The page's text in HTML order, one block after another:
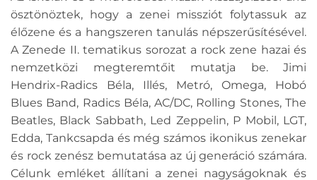
ösztönöztek, hogy a zenei missziót folytassuk az
élőzene és a hangszeren tanulás népszerűsítésével.
A Zenede II. tematikus sorozat a rock zene hazai és
nemzetközi megteremtőit mutatja be. Jimi
Hendrix-Radics Béla, Illés, Metró, Omega, Hobó
Blues Band, Radics Béla, AC/DC, Rolling Stones, The
Beatles, Black Sabbath, Led Zeppelin, P Mobil, LGT,
Edda, Tankcsapda és még számos ikonikus zenekar
és rock zenész bemutatása az új generáció számára.
Célunk emléket állítani a zenei nagyságoknak és